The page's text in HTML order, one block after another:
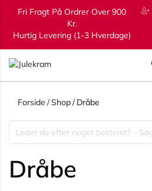
Fri Fragt På Ordrer Over 900
Kr.
Hurtig Levering (1-3 Hverdage)
Forside /Shop/ Dråbe
Dråbe